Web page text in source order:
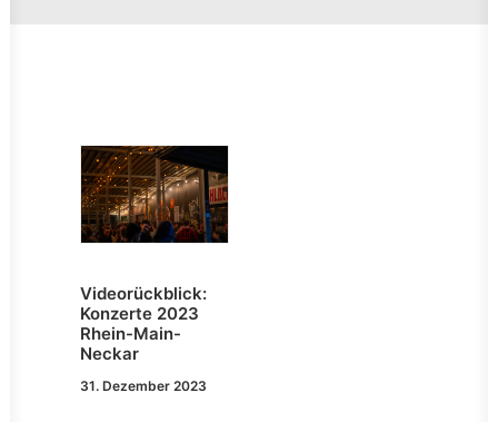
Videorückblick:
Konzerte 2023
Rhein-Main-
Neckar
31. Dezember 2023